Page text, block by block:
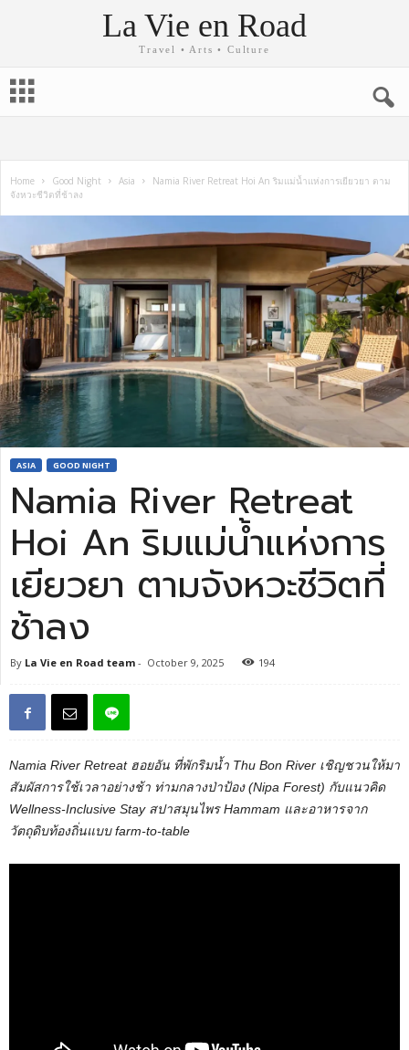
La Vie en Road
Travel • Arts • Culture
Home Good Night Asia
Namia River Retreat Hoi An ริมแม่น้ำแห่งการเยียวยา ตาม
จังหวะชีวิตที่ช้าลง
ASIA GOOD NIGHT
Namia River Retreat
Hoi An ริมแม่น้ำแห่งการ
เยียวยา ตามจังหวะชีวิตที่
ช้าลง
By La Vie en Road team - October 9, 2025 194
Namia River Retreat ฮอยอัน ที่พักริมน้ำ Thu Bon River เชิญชวนให้มา
สัมผัสการใช้เวลาอย่างช้า ท่ามกลางป่าป้อง (Nipa Forest) กับแนวคิด
Wellness-Inclusive Stay สปาสมุนไพร Hammam และอาหารจาก
วัตถุดิบท้องถิ่นแบบ farm-to-table